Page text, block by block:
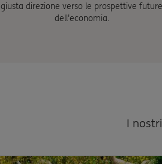
giusta direzione verso le prospettive future
dell'economia.
I